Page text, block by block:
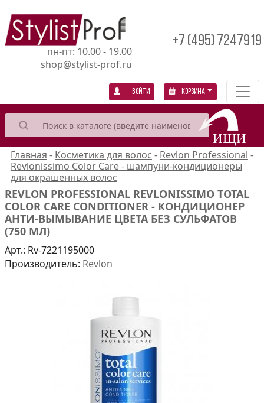
пн-пт: 10.00 - 19.00
shop@stylist-prof.ru
+7 (495) 7247919
Войти Корзина
Главная - Косметика для волос - Revlon Professional -
Revlonissimo Color Care - шампуни-кондиционеры
для окрашенных волос
REVLON PROFESSIONAL REVLONISSIMO TOTAL
COLOR CARE CONDITIONER - КОНДИЦИОНЕР
АНТИ-ВЫМЫВАНИЕ ЦВЕТА БЕЗ СУЛЬФАТОВ
(750 МЛ)
Арт.: Rv-7221195000
Производитель: Revlon